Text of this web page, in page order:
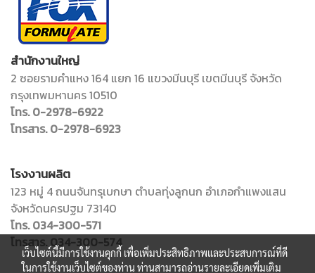
สำนักงานใหญ่
2 ซอยรามคำแหง 164 แยก 16 แขวงมีนบุรี เขตมีนบุรี จังหวัด
กรุงเทพมหานคร 10510
โทร. 0-2978-6922
โทรสาร. 0-2978-6923
โรงงานผลิต
123 หมู่ 4 ถนนจันทรุเบกษา ตำบลทุ่งลูกนก อำเภอกำแพงแสน
จังหวัดนครปฐม 73140
โทร. 034-300-571
โทรสาร. 034-300-574
เว็บไซต์นี้มีการใช้งานคุกกี้ เพื่อเพิ่มประสิทธิภาพและประสบการณ์ที่ดี
ในการใช้งานเว็บไซต์ของท่าน ท่านสามารถอ่านรายละเอียดเพิ่มเติม